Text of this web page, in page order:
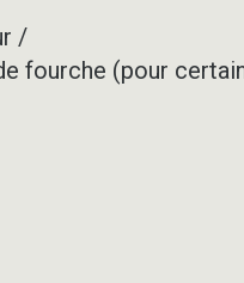
/
fourche (pour